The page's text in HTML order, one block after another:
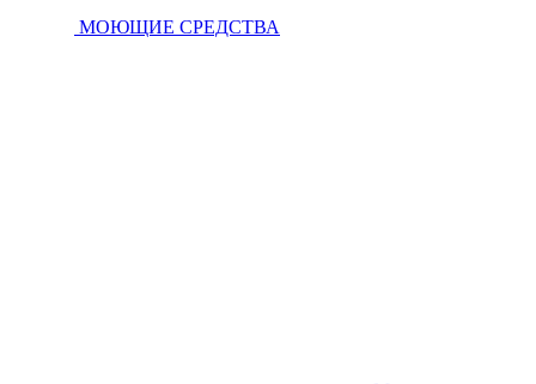
МОЮЩИЕ СРЕДСТВА